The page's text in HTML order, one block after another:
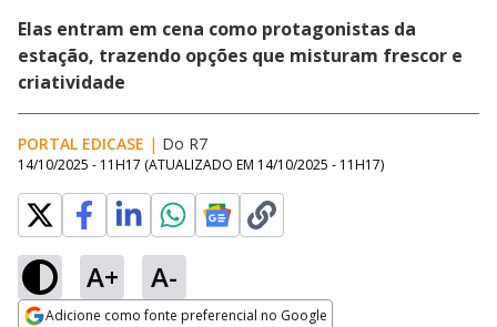
Elas entram em cena como protagonistas da
estação, trazendo opções que misturam frescor e
criatividade
PORTAL EDICASE | Do R7
14/10/2025 - 11H17 (ATUALIZADO EM 14/10/2025 - 11H17)
A+ A-
Adicione como fonte preferencial no Google